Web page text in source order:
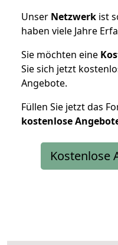
Unser Netzwerk ist
haben viele Jahre
Sie möchten eine
Sie sich jetzt
Angebote.
Füllen Sie jetzt das
kostenlose
Kostenlose